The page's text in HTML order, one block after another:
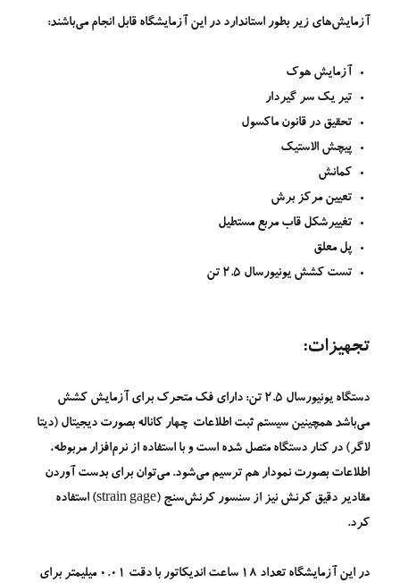
آزمایش‌های زیر بطور استاندارد در این آزمایشگاه قابل انجام می‌باشند:
آزمایش هوک
تیر یک سر گیردار
تحقیق در قانون ماکسول
پیچش الاستیک
کمانش
تعیین مرکز برش
تغییرشکل قاب مربع مستطیل
پل معلق
تست کشش یونیورسال 2.5 تن
تجهیزات:
دستگاه یونیورسال 2.5 تن: دارای فک متحرک برای آزمایش کشش
می‌باشد همچینین سیستم ثبت اطلاعات چهار کاناله بصورت دیجیتال (دیتا
لاگر) در کنار دستگاه متصل شده است و با استفاده از نرم‌افزار مربوطه،
اطلاعات بصورت نمودار هم ترسیم می‌شود. می‌توان برای بدست آوردن
مقادیر دقیق کرنش نیز از سنسور کرنش‌سنج (strain gage) استفاده
کرد.
در این آزمایشگاه تعداد 18 ساعت اندیکاتور با دقت 0.01 میلیمتر برای